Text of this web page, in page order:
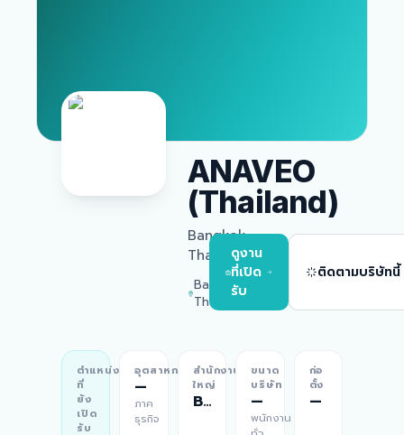
ANAVEO
(Thailand)
Bangkok,
Thailand
Bangkok,
Thailand
ดูงาน
ที่เปิด
รับ
ติดตามบริษัทนี้
ตำแหน่ง
ที่
ยัง
เปิด
รับ
อุตสาหกรรม
—
ภาค
ธุรกิจ
สำนักงาน
ใหญ่
Bangkok, Thailand
ขนาด
บริษัท
—
พนักงาน
ก่อ
ตั้ง
—